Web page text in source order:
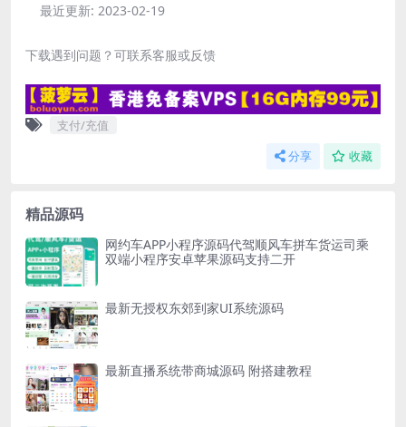
最近更新: 2023-02-19
下载遇到问题？可联系客服或反馈
支付/充值
分享 收藏
精品源码
网约车APP小程序源码代驾顺风车拼车货运司乘
双端小程序安卓苹果源码支持二开
最新无授权东郊到家UI系统源码
最新直播系统带商城源码 附搭建教程